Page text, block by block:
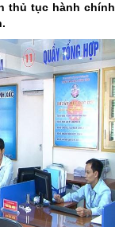
thủ tục hành chính